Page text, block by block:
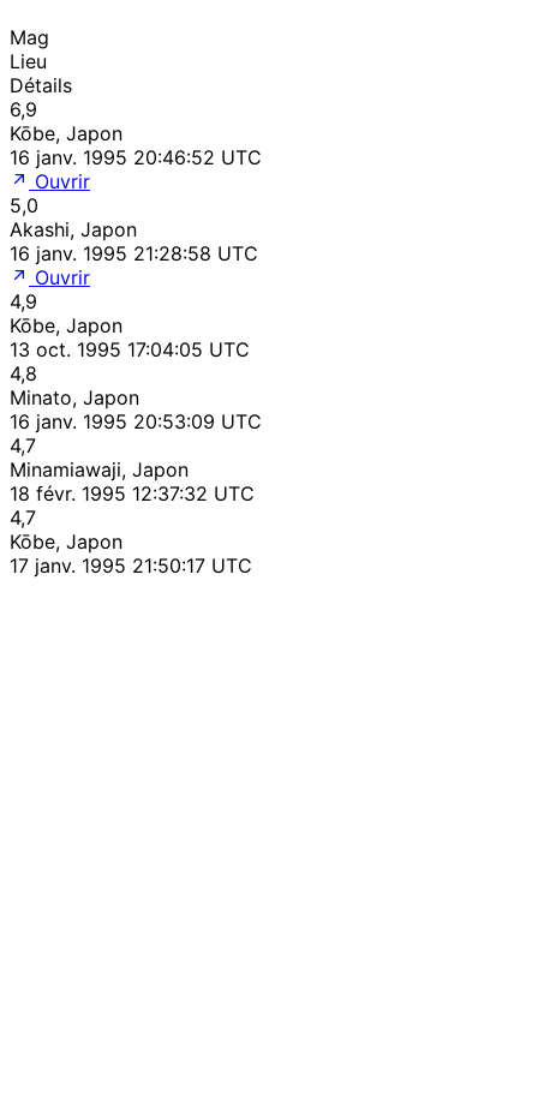
Mag
Lieu
Détails
6,9
Kōbe, Japon
16 janv. 1995 20:46:52 UTC
Ouvrir
5,0
Akashi, Japon
16 janv. 1995 21:28:58 UTC
Ouvrir
4,9
Kōbe, Japon
13 oct. 1995 17:04:05 UTC
4,8
Minato, Japon
16 janv. 1995 20:53:09 UTC
4,7
Minamiawaji, Japon
18 févr. 1995 12:37:32 UTC
4,7
Kōbe, Japon
17 janv. 1995 21:50:17 UTC